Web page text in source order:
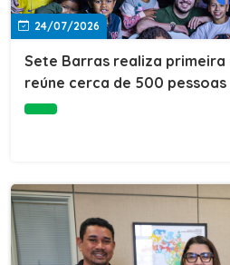
24/07/2026
Sete Barras realiza primeira
reúne cerca de 500